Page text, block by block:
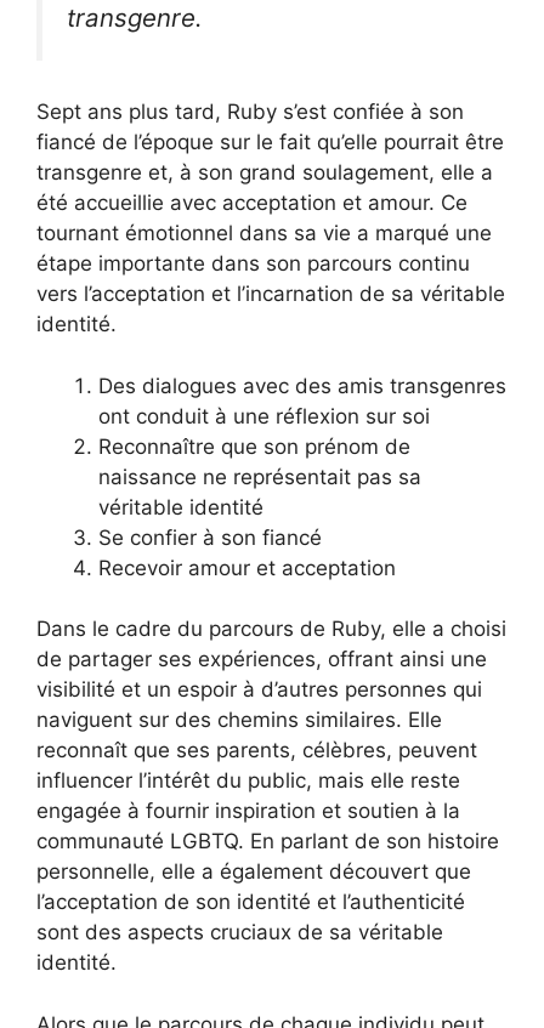
transgenre.
Sept ans plus tard, Ruby s’est confiée à son
fiancé de l’époque sur le fait qu’elle pourrait être
transgenre et, à son grand soulagement, elle a
été accueillie avec acceptation et amour. Ce
tournant émotionnel dans sa vie a marqué une
étape importante dans son parcours continu
vers l’acceptation et l’incarnation de sa véritable
identité.
Des dialogues avec des amis transgenres
ont conduit à une réflexion sur soi
Reconnaître que son prénom de
naissance ne représentait pas sa
véritable identité
Se confier à son fiancé
Recevoir amour et acceptation
Dans le cadre du parcours de Ruby, elle a choisi
de partager ses expériences, offrant ainsi une
visibilité et un espoir à d’autres personnes qui
naviguent sur des chemins similaires. Elle
reconnaît que ses parents, célèbres, peuvent
influencer l’intérêt du public, mais elle reste
engagée à fournir inspiration et soutien à la
communauté LGBTQ. En parlant de son histoire
personnelle, elle a également découvert que
l’acceptation de son identité et l’authenticité
sont des aspects cruciaux de sa véritable
identité.